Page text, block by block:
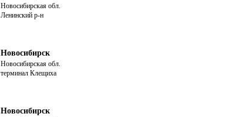
Новосибирская обл.
Ленинский р-н
Новосибирск
Новосибирская обл.
терминал Клещиха
Новосибирск